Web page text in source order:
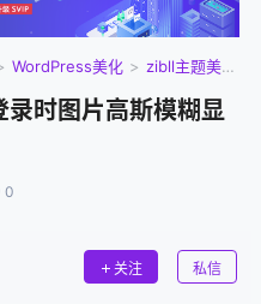
WordPress美化 > zibll主题美
录时图片高斯模糊显
0
关注 私信